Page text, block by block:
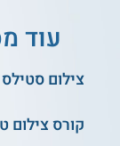
עוד
צילום סטילס
קורס צילום